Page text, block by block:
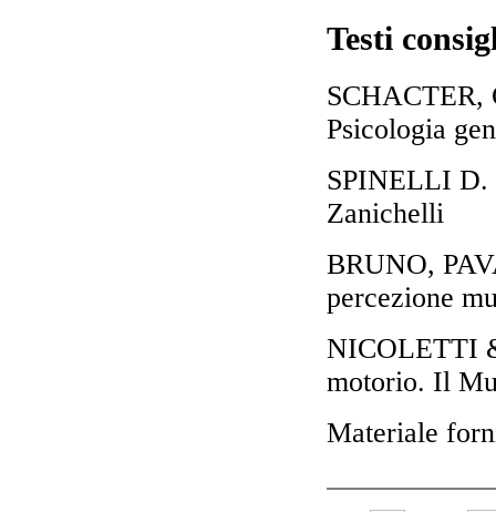
Testi
Psicologia
SPINELLI D.
Zanichelli
BRUNO,
percezione
NICOLETTI
motorio. Il
Materiale